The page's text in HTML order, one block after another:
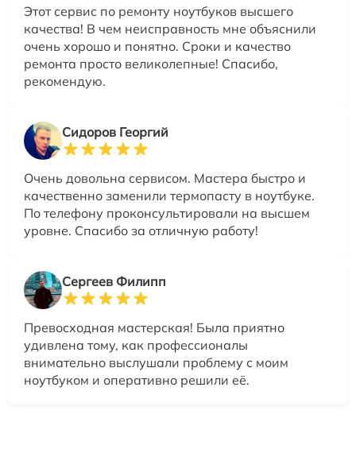
Этот сервис по ремонту ноутбуков высшего
качества! В чем неисправность мне объяснили
очень хорошо и понятно. Сроки и качество
ремонта просто великолепные! Спасибо,
рекомендую.
Сидоров Георгий
Очень довольна сервисом. Мастера быстро и
качественно заменили термопасту в ноутбуке.
По телефону проконсультировали на высшем
уровне. Спасибо за отличную работу!
Сергеев Филипп
Превосходная мастерская! Была приятно
удивлена тому, как профессионалы
внимательно выслушали проблему с моим
ноутбуком и оперативно решили её.